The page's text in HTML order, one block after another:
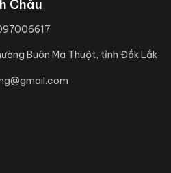
Châu
Buôn Ma Thuột, tỉnh Đắk Lắk